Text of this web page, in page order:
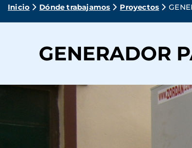
Ruta
navegación
Inicio Dónde trabajamos Proyectos
GENERADOR